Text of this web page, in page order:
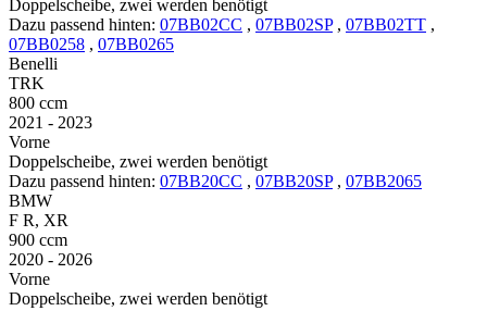
Doppelscheibe, zwei werden benötigt
Dazu passend hinten: 07BB02CC , 07BB02SP , 07BB02TT ,
07BB0258 , 07BB0265
Benelli
TRK
800 ccm
2021 - 2023
Vorne
Doppelscheibe, zwei werden benötigt
Dazu passend hinten: 07BB20CC , 07BB20SP , 07BB2065
BMW
F R, XR
900 ccm
2020 - 2026
Vorne
Doppelscheibe, zwei werden benötigt